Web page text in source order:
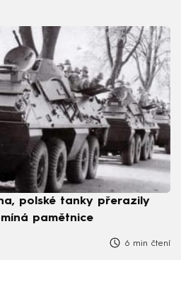
polské tanky přerazily
pamětnice
6 min čtení